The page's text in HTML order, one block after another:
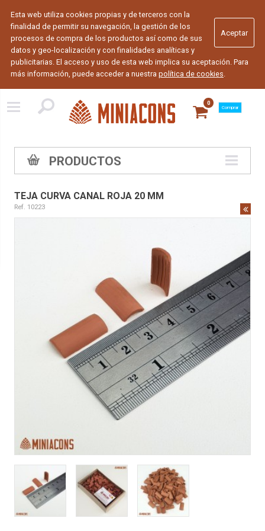
Esta web utiliza cookies propias y de terceros con la
finalidad de permitir su navegación, la gestión de los
procesos de compra de los productos así como de sus
datos y geo-localización y con finalidades analíticas y
publicitarias. El acceso y uso de esta web implica su aceptación. Para
más información, puede acceder a nuestra política de cookies.
0
Comprar
PRODUCTOS
TEJA CURVA CANAL ROJA 20 MM
Ref. 10223